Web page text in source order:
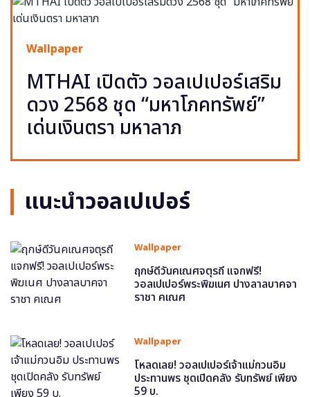
Wallpaper
MTHAI เปิดตัว วอลเปเปอร์เสริม
ดวง 2568 ชุด “มหาโภคทรัพย์”
เด่นเงินตรา มหาลาภ
แนะนำวอลเปเปอร์
Wallpaper
ฤกษ์ดีวันคเณศจตุรถี แจกฟรี!
วอลเปเปอร์พระพิฆเนศ ปางลาลบาคจา
ราชา คเณศ
Wallpaper
โหลดเลย! วอลเปเปอร์เจ้าแม่กวนอิม
ประทานพร ชุดเปิดคลัง รับทรัพย์ เพียง
59 บ.